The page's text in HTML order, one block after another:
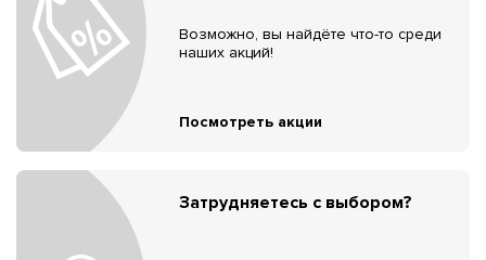
Возможно, вы найдёте что-то среди
наших акций!
Посмотреть акции
Затрудняетесь с выбором?